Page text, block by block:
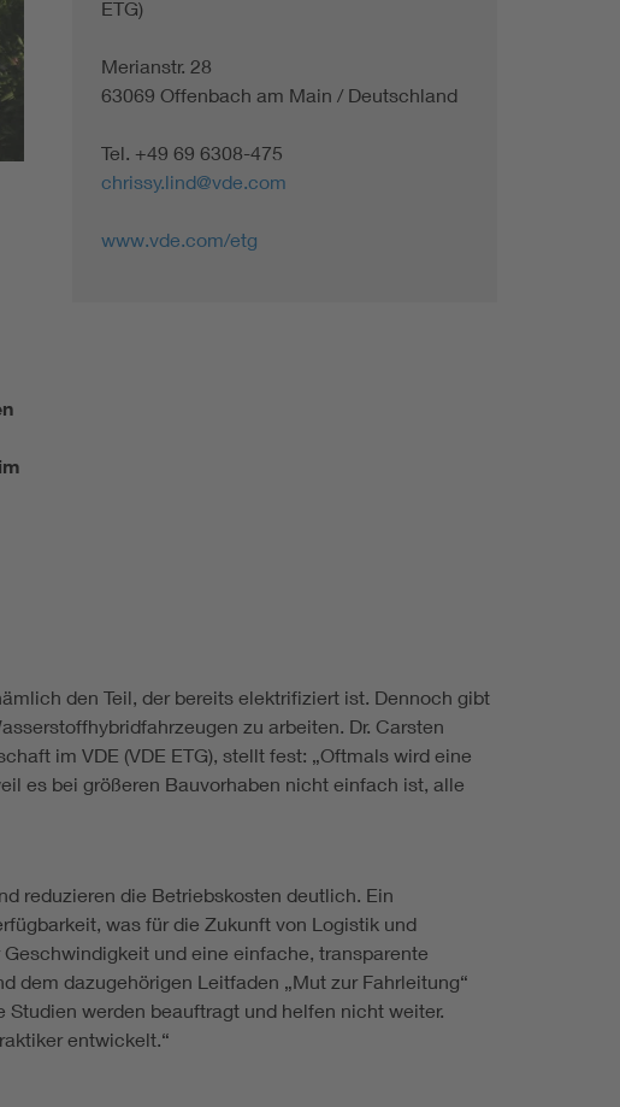
ETG)
Merianstr. 28
63069 Offenbach am Main / Deutschland
Tel. +49 69 6308-475
chrissy.lind@vde.com
www.vde.com/etg
den Teil, der bereits elektrifiziert ist. Dennoch gibt
zu arbeiten. Dr. Carsten
im VDE (VDE ETG), stellt fest: „Oftmals wird eine
es bei größeren Bauvorhaben nicht einfach ist, alle
reduzieren die Betriebskosten deutlich. Ein
was für die Zukunft von Logistik und
und eine einfache, transparente
dem dazugehörigen Leitfaden „Mut zur Fahrleitung“
werden beauftragt und helfen nicht weiter.
entwickelt.“